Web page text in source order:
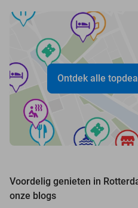
Ontdek alle
Voordelig genieten in
onze blogs